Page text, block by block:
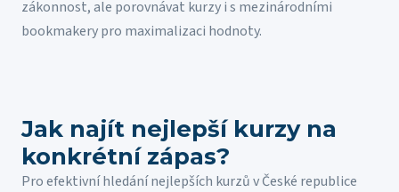
zákonnost, ale porovnávat kurzy i s mezinárodními
bookmakery pro maximalizaci hodnoty.
Jak najít nejlepší kurzy na
konkrétní zápas?
Pro efektivní hledání nejlepších kurzů v České republice